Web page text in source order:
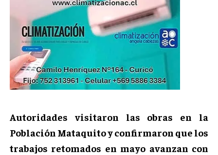
Autoridades visitaron las obras en la
Población Mataquito y confirmaron que los
trabajos retomados en mayo avanzan con